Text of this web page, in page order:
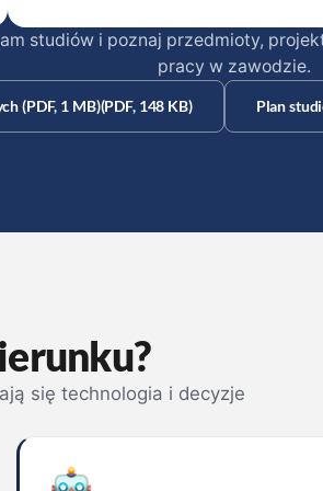
studiów i poznaj przedmioty,
pracy w zawodzie.
(PDF, 1 MB)(PDF, 148 KB)
(otwiera się w nowym oknie) Plan
się technologia i decyzje